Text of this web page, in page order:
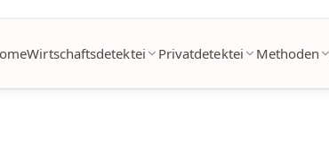
Wirtschaftsdetektei Privatdetektei Methoden